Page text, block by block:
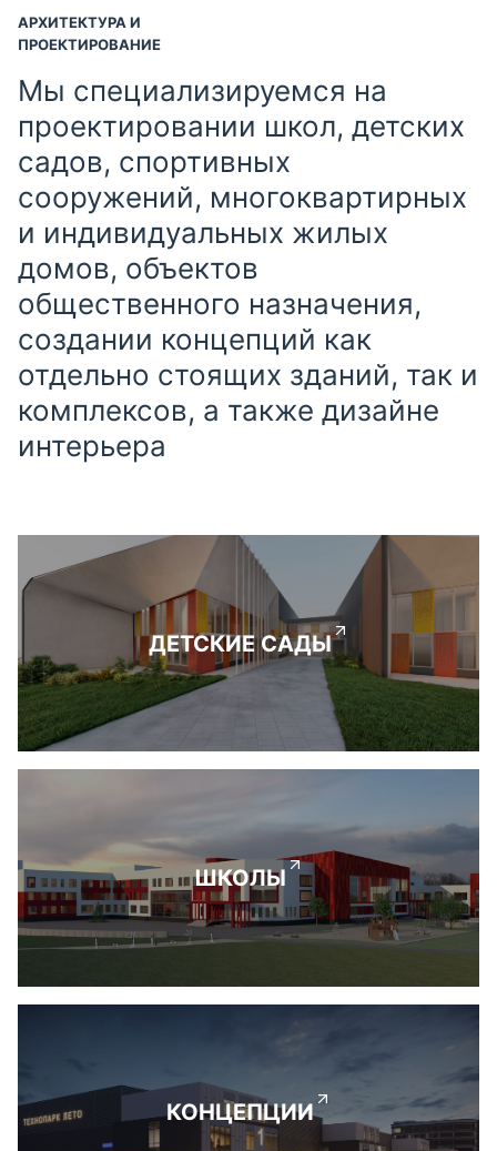
АРХИТЕКТУРА И
ПРОЕКТИРОВАНИЕ
Мы специализируемся на
проектировании школ, детских
садов, спортивных
сооружений, многоквартирных
и индивидуальных жилых
домов, объектов
общественного назначения,
создании концепций как
отдельно стоящих зданий, так и
комплексов, а также дизайне
интерьера
ДЕТСКИЕ САДЫ
ШКОЛЫ
КОНЦЕПЦИИ